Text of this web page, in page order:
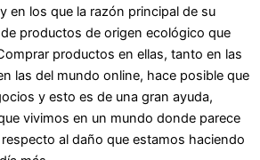
en los que la razón principal de su
productos de origen ecológico que
productos en ellas, tanto en las
las del mundo online, hace posible que
y esto es de una gran ayuda,
vivimos en un mundo donde parece
al daño que estamos haciendo